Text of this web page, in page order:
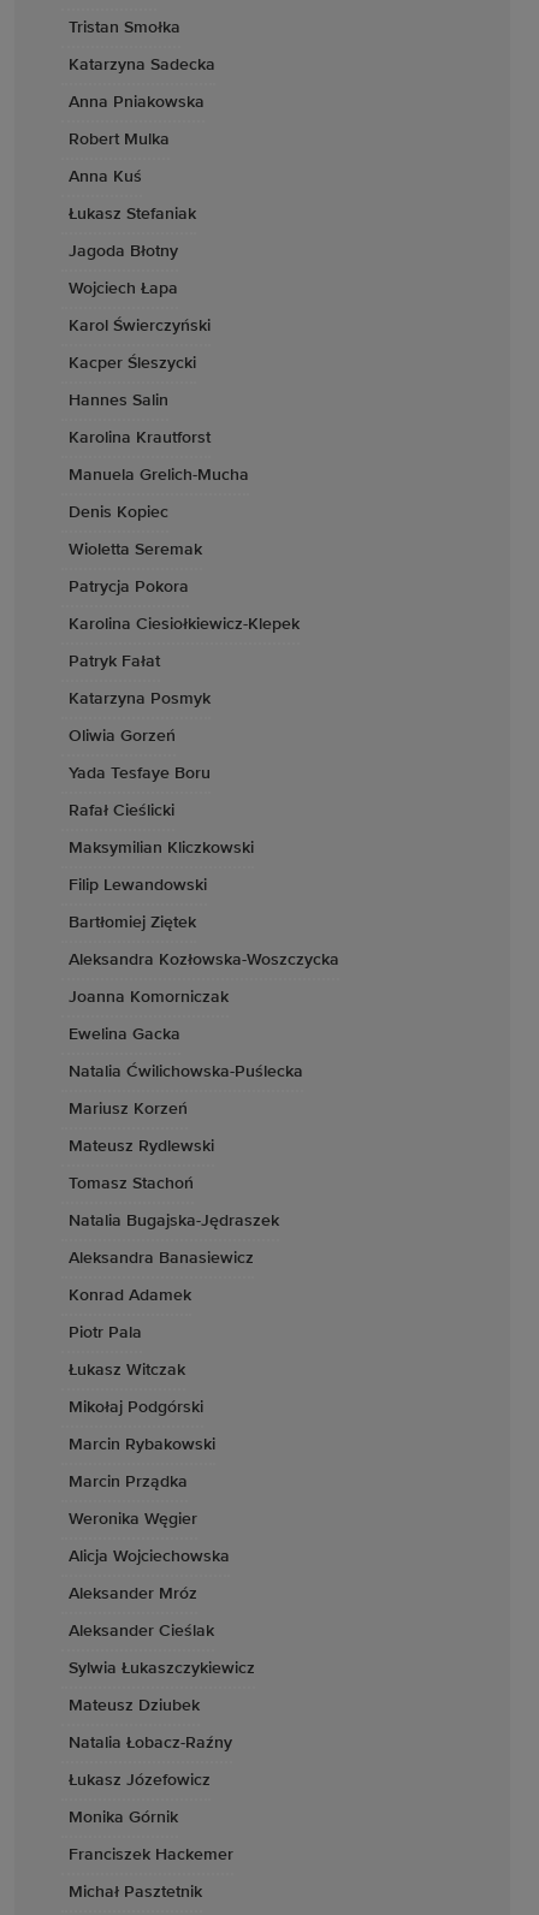
Tristan Smołka
Katarzyna Sadecka
Anna Pniakowska
Robert Mulka
Anna Kuś
Łukasz Stefaniak
Jagoda Błotny
Wojciech Łapa
Karol Świerczyński
Kacper Śleszycki
Hannes Salin
Karolina Krautforst
Manuela Grelich-Mucha
Denis Kopiec
Wioletta Seremak
Patrycja Pokora
Karolina Ciesiołkiewicz-Klepek
Patryk Fałat
Katarzyna Posmyk
Oliwia Gorzeń
Yada Tesfaye Boru
Rafał Cieślicki
Maksymilian Kliczkowski
Filip Lewandowski
Bartłomiej Ziętek
Aleksandra Kozłowska-Woszczycka
Joanna Komorniczak
Ewelina Gacka
Natalia Ćwilichowska-Puślecka
Mariusz Korzeń
Mateusz Rydlewski
Tomasz Stachoń
Natalia Bugajska-Jędraszek
Aleksandra Banasiewicz
Konrad Adamek
Piotr Pala
Łukasz Witczak
Mikołaj Podgórski
Marcin Rybakowski
Marcin Prządka
Weronika Węgier
Alicja Wojciechowska
Aleksander Mróz
Aleksander Cieślak
Sylwia Łukaszczykiewicz
Mateusz Dziubek
Natalia Łobacz-Raźny
Łukasz Józefowicz
Monika Górnik
Franciszek Hackemer
Michał Pasztetnik